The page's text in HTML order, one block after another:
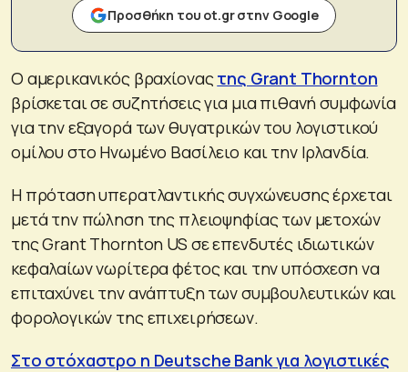
Προσθήκη του ot.gr στην Google
Ο αμερικανικός βραχίοναςτης Grant Thornton
βρίσκεται σε συζητήσεις για μια πιθανή συμφωνία
για την εξαγορά των θυγατρικών του λογιστικού
ομίλου στο Ηνωμένο Βασίλειο και την Ιρλανδία.
Η πρόταση υπερατλαντικής συγχώνευσης έρχεται
μετά την πώληση της πλειοψηφίας των μετοχών
της Grant Thornton US σε επενδυτές ιδιωτικών
κεφαλαίων νωρίτερα φέτος και την υπόσχεση να
επιταχύνει την ανάπτυξη των συμβουλευτικών και
φορολογικών της επιχειρήσεων.
Στο στόχαστρο η Deutsche Bank για λογιστικές